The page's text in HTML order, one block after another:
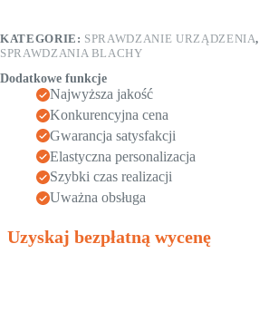
KATEGORIE: SPRAWDZANIE URZĄDZENIA,
SPRAWDZANIA BLACHY
Dodatkowe funkcje
Najwyższa jakość
Konkurencyjna cena
Gwarancja satysfakcji
Elastyczna personalizacja
Szybki czas realizacji
Uważna obsługa
Uzyskaj bezpłatną wycenę